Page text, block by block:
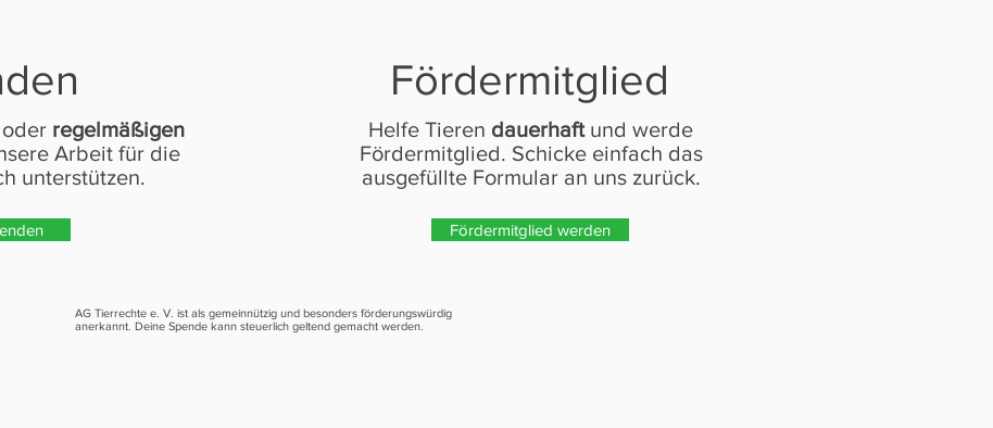
oder regelmäßigen
Arbeit für die
unterstützen.
Fördermitglied
Helfe Tieren dauerhaftund werde
Fördermitglied. Schicke einfach das
ausgefüllte Formular an uns zurück.
Fördermitglied werden
AG Tierrechte e. V. ist als gemeinnützig und besonders förderungswürdig
anerkannt. Deine Spende kann steuerlich geltend gemacht werden.